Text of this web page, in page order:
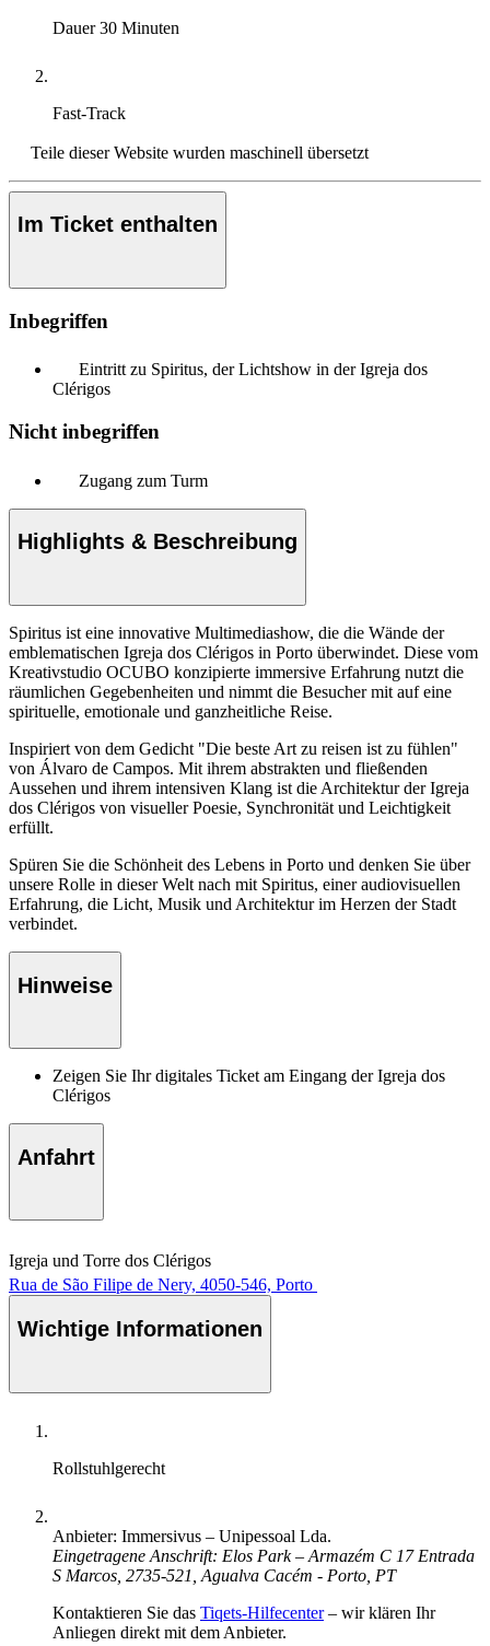
Dauer30 Minuten
Fast-Track
Teile dieser Website wurden maschinell übersetzt
Im Ticket enthalten
Inbegriffen
Eintritt zu Spiritus, der Lichtshow in der Igreja dos
Clérigos
Nicht inbegriffen
Zugang zum Turm
Highlights & Beschreibung
Spiritus ist eine innovative Multimediashow, die die Wände der
emblematischen Igreja dos Clérigos in Porto überwindet. Diese vom
Kreativstudio OCUBO konzipierte immersive Erfahrung nutzt die
räumlichen Gegebenheiten und nimmt die Besucher mit auf eine
spirituelle, emotionale und ganzheitliche Reise.
Inspiriert von dem Gedicht "Die beste Art zu reisen ist zu fühlen"
von Álvaro de Campos. Mit ihrem abstrakten und fließenden
Aussehen und ihrem intensiven Klang ist die Architektur der Igreja
dos Clérigos von visueller Poesie, Synchronität und Leichtigkeit
erfüllt.
Spüren Sie die Schönheit des Lebens in Porto und denken Sie über
unsere Rolle in dieser Welt nach mit Spiritus, einer audiovisuellen
Erfahrung, die Licht, Musik und Architektur im Herzen der Stadt
verbindet.
Hinweise
Zeigen Sie Ihr digitales Ticket am Eingang der Igreja dos
Clérigos
Anfahrt
Igreja und Torre dos Clérigos
Rua de São Filipe de Nery, 4050-546, Porto
Wichtige Informationen
Rollstuhlgerecht
Anbieter: Immersivus – Unipessoal Lda.
Eingetragene Anschrift: Elos Park – Armazém C 17 Entrada
S Marcos, 2735-521, Agualva Cacém - Porto, PT
Kontaktieren Sie das Tiqets-Hilfecenter– wir klären Ihr
Anliegen direkt mit dem Anbieter.